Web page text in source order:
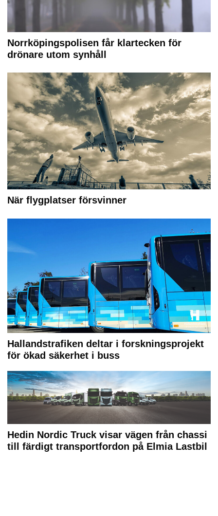
Norrköpingspolisen får klartecken för
drönare utom synhåll
När flygplatser försvinner
Hallandstrafiken deltar i forskningsprojekt
för ökad säkerhet i buss
Hedin Nordic Truck visar vägen från chassi
till färdigt transportfordon på Elmia Lastbil